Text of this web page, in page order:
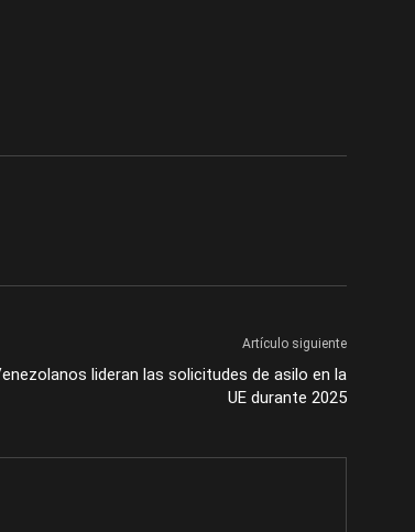
Artículo siguiente
lideran las solicitudes de asilo en la
UE durante 2025